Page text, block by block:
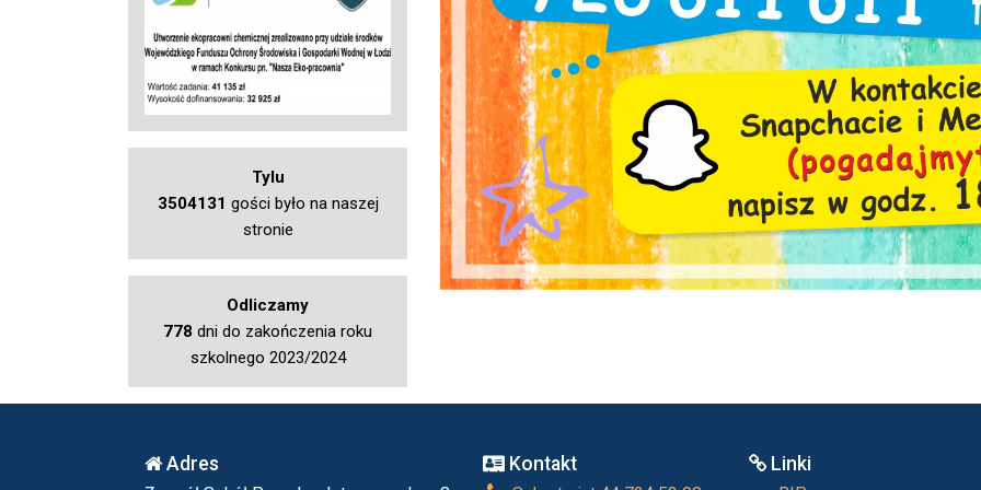
Tylu
3504131 gości było na naszej
stronie
Odliczamy
778 dni do zakończenia roku
szkolnego 2023/2024
Adres Kontakt Linki